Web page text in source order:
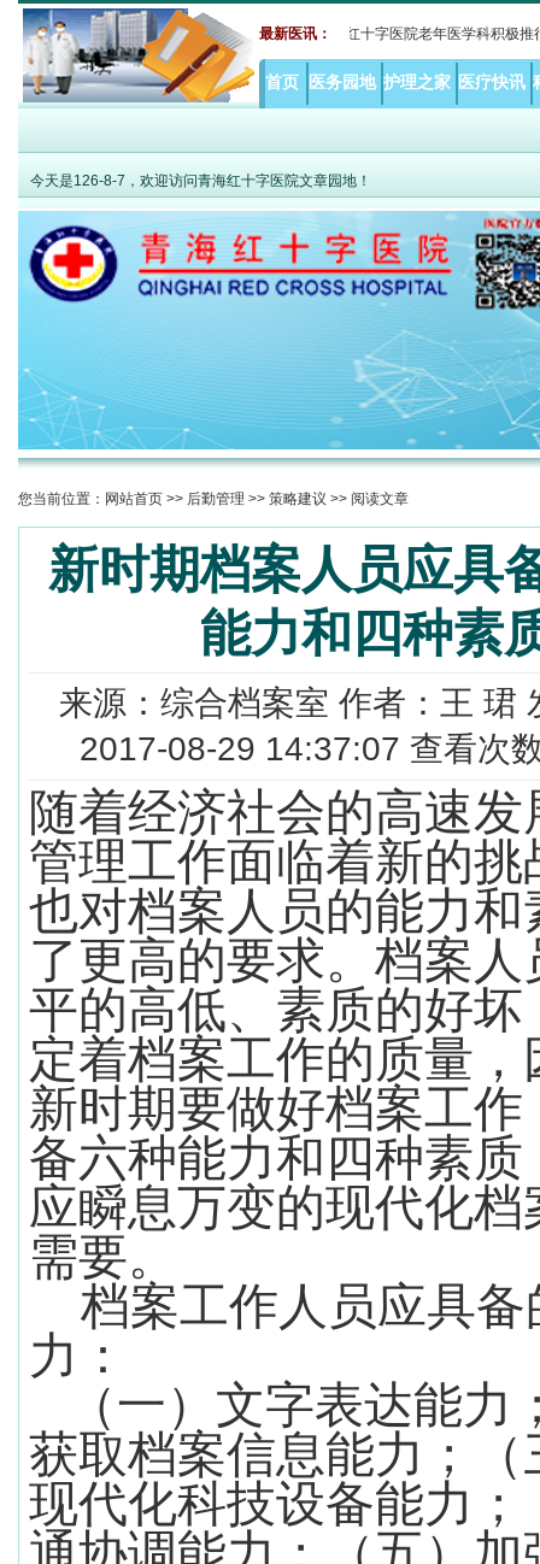
最新医讯：
老年共病难题 MDT打破综合诊疗瓶颈——青海红十字医院老年医学科积极推行老
首页 医务园地 护理之家 医疗快讯
今天是126-8-7，欢迎访问青海红十字医院文章园地！
您当前位置： 网站首页 >> 后勤管理 >> 策略建议 >> 阅读文章
新时期档案人员应具
能力和四种素
来源：综合档案室 作者：王 珺
2017-08-29 14:37:07 查看次
随着经济社会的高速发
管理工作面临着新的挑
也对档案人员的能力和
了更高的要求。档案人
平的高低、素质的好坏
定着档案工作的质量，
新时期要做好档案工作
备六种能力和四种素质
应瞬息万变的现代化档
需要。
档案工作人员应具备
力：
（一）文字表达能力
获取档案信息能力；（
现代化科技设备能力；